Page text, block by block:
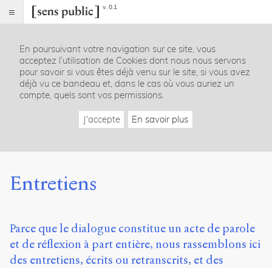
v. 0.1
Index
Rubriques
Essais
La
Présentation
Publier
Contact
En poursuivant votre navigation sur ce site, vous
acceptez l’utilisation de Cookies dont nous nous servons
pour savoir si vous êtes déjà venu sur le site, si vous avez
déjà vu ce bandeau et, dans le cas où vous auriez un
compte, quels sont vos permissions.
J'accepte En savoir plus
Entretiens
Parce que le dialogue constitue un acte de parole
et de réflexion à part entière, nous rassemblons ici
des entretiens, écrits ou retranscrits, et des